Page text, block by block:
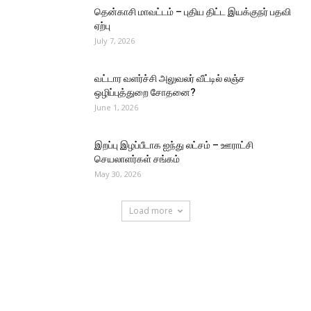
தென்காசி மாவட்டம் – புதிய திட்ட இயக்குநர் பதவி
ஏற்பு
July 7, 2026
வட்டார வளர்ச்சி அலுவலர் வீட்டில் லஞ்ச
ஒழிப்புத்துறை சோதனை?
June 1, 2026
இறப்பு இழப்பீடாக ஐந்து லட்சம் – ஊராட்சி
செயலாளர்கள் சங்கம்
May 30, 2026
Load more